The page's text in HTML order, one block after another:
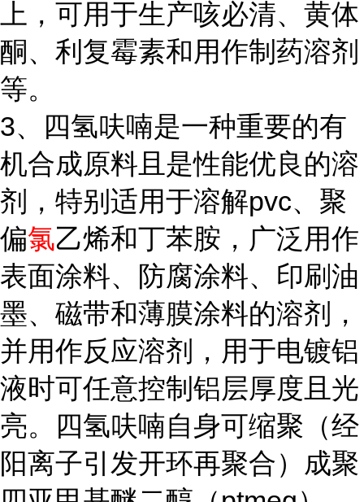
上，可用于生产咳必清、黄体
酮、利复霉素和用作制药溶剂
等。
3、四氢呋喃是一种重要的有
机合成原料且是性能优良的溶
剂，特别适用于溶解pvc、聚
偏氯乙烯和丁苯胺，广泛用作
表面涂料、防腐涂料、印刷油
墨、磁带和薄膜涂料的溶剂，
并用作反应溶剂，用于电镀铝
液时可任意控制铝层厚度且光
亮。四氢呋喃自身可缩聚（经
阳离子引发开环再聚合）成聚